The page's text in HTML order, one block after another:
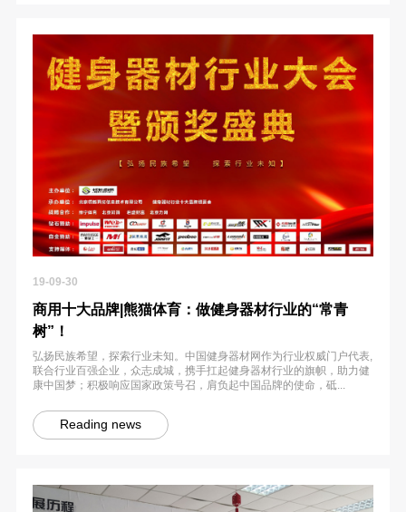
19-09-30
商用十大品牌|熊猫体育：做健身器材行业的“常青
树”！
弘扬民族希望，探索行业未知。中国健身器材网作为行业权威门户代表,
联合行业百强企业，众志成城，携手扛起健身器材行业的旗帜，助力健
康中国梦；积极响应国家政策号召，肩负起中国品牌的使命，砥...
Reading news